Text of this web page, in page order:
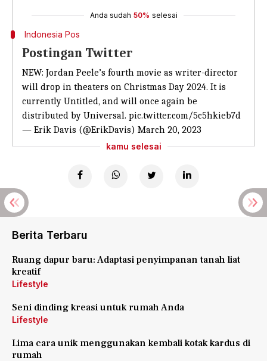
Anda sudah 50% selesai
Indonesia Pos
Postingan Twitter
NEW: Jordan Peele’s fourth movie as writer-director
will drop in theaters on Christmas Day 2024. It is
currently Untitled, and will once again be
distributed by Universal. pic.twitter.com/5c5hkieb7d
— Erik Davis (@ErikDavis) March 20, 2023
kamu selesai
Berita Terbaru
Ruang dapur baru: Adaptasi penyimpanan tanah liat
kreatif
Lifestyle
Seni dinding kreasi untuk rumah Anda
Lifestyle
Lima cara unik menggunakan kembali kotak kardus di
rumah